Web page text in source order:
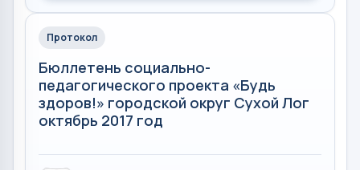
Протокол
Бюллетень социально-
педагогического проекта «Будь
здоров!» городской округ Сухой Лог
октябрь 2017 год